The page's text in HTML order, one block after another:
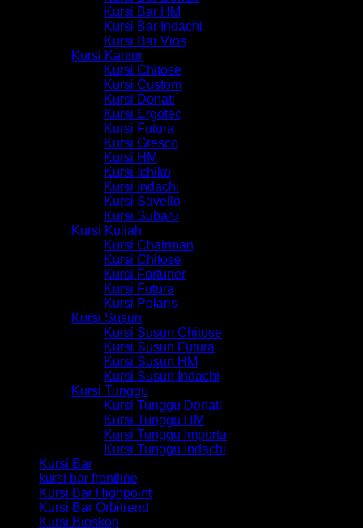
Kursi Bar HM
Kursi Bar Indachi
Kursi Bar Vios
Kursi Kantor
Kursi Chitose
Kursi Custom
Kursi Donati
Kursi Ergotec
Kursi Futura
Kursi Gresco
Kursi HM
Kursi Ichiko
Kursi Indachi
Kursi Savello
Kursi Subaru
Kursi Kuliah
Kursi Chairman
Kursi Chitose
Kursi Fortuner
Kursi Futura
Kursi Polaris
Kursi Susun
Kursi Susun Chitose
Kursi Susun Futura
Kursi Susun HM
Kursi Susun Indachi
Kursi Tunggu
Kursi Tunggu Donati
Kursi Tunggu HM
Kursi Tunggu Importa
Kursi Tunggu Indachi
Kursi Bar
kursi bar frontline
Kursi Bar Highpoint
Kursi Bar Orbitrend
Kursi Bioskop